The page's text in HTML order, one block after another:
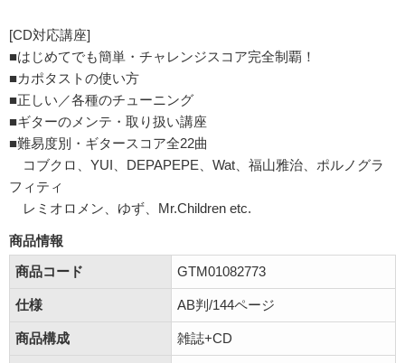
[CD対応講座]
■はじめてでも簡単・チャレンジスコア完全制覇！
■カポタストの使い方
■正しい／各種のチューニング
■ギターのメンテ・取り扱い講座
■難易度別・ギタースコア全22曲
コブクロ、YUI、DEPAPEPE、Wat、福山雅治、ポルノグラ
フィティ
レミオロメン、ゆず、Mr.Children etc.
商品情報
商品コード
GTM01082773
仕様 AB判/144ページ
商品構成 雑誌+CD